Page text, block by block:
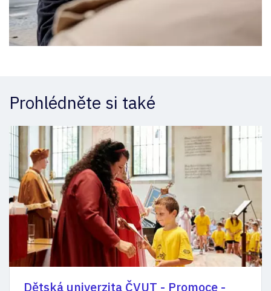
Prohlédněte si také
Dětská univerzita ČVUT - Promoce -